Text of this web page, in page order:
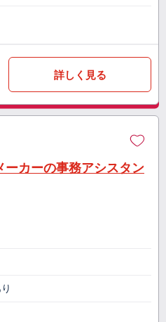
詳しく見る
カーの事務アシスタン